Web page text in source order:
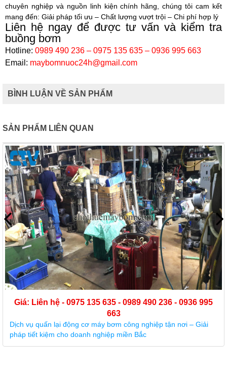
chuyên nghiệp và nguồn linh kiện chính hãng, chúng tôi cam kết
mang đến: Giải pháp tối ưu – Chất lượng vượt trội – Chi phí hợp lý
Liên hệ ngay để được tư vấn và kiểm tra
buồng bơm
Hotline: 0989 490 236 – 0975 135 635 – 0936 995 663
Email: maybomnuoc24h@gmail.com
BÌNH LUẬN VỀ SẢN PHẨM
SẢN PHẨM LIÊN QUAN